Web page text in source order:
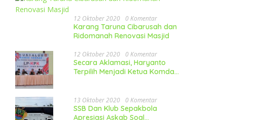
Dinilai Tanggap Dalam
Penanganan Banjir, Pengurus
RW020 Apresiasi Kinerja
Forkopimcam Dan Sejumlah
Komitmen Cari Solusi Soal
Penanggulangan Banjir Di
Kabupaten Bekasi
12 Oktober 2020 0 Komentar
Karang Taruna Cibarusah dan
Ridomanah Renovasi Masjid
12 Oktober 2020 0 Komentar
Secara Aklamasi, Haryanto
Terpilih Menjadi Ketua Komda
13 Oktober 2020 0 Komentar
SSB Dan Klub Sepakbola
Apresiasi Askab Soal